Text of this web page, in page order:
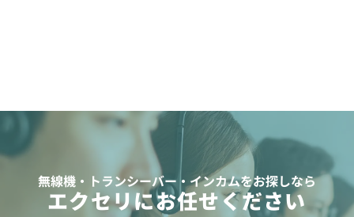
無線機・トランシーバー・インカムをお探しなら
エクセリにお任せください